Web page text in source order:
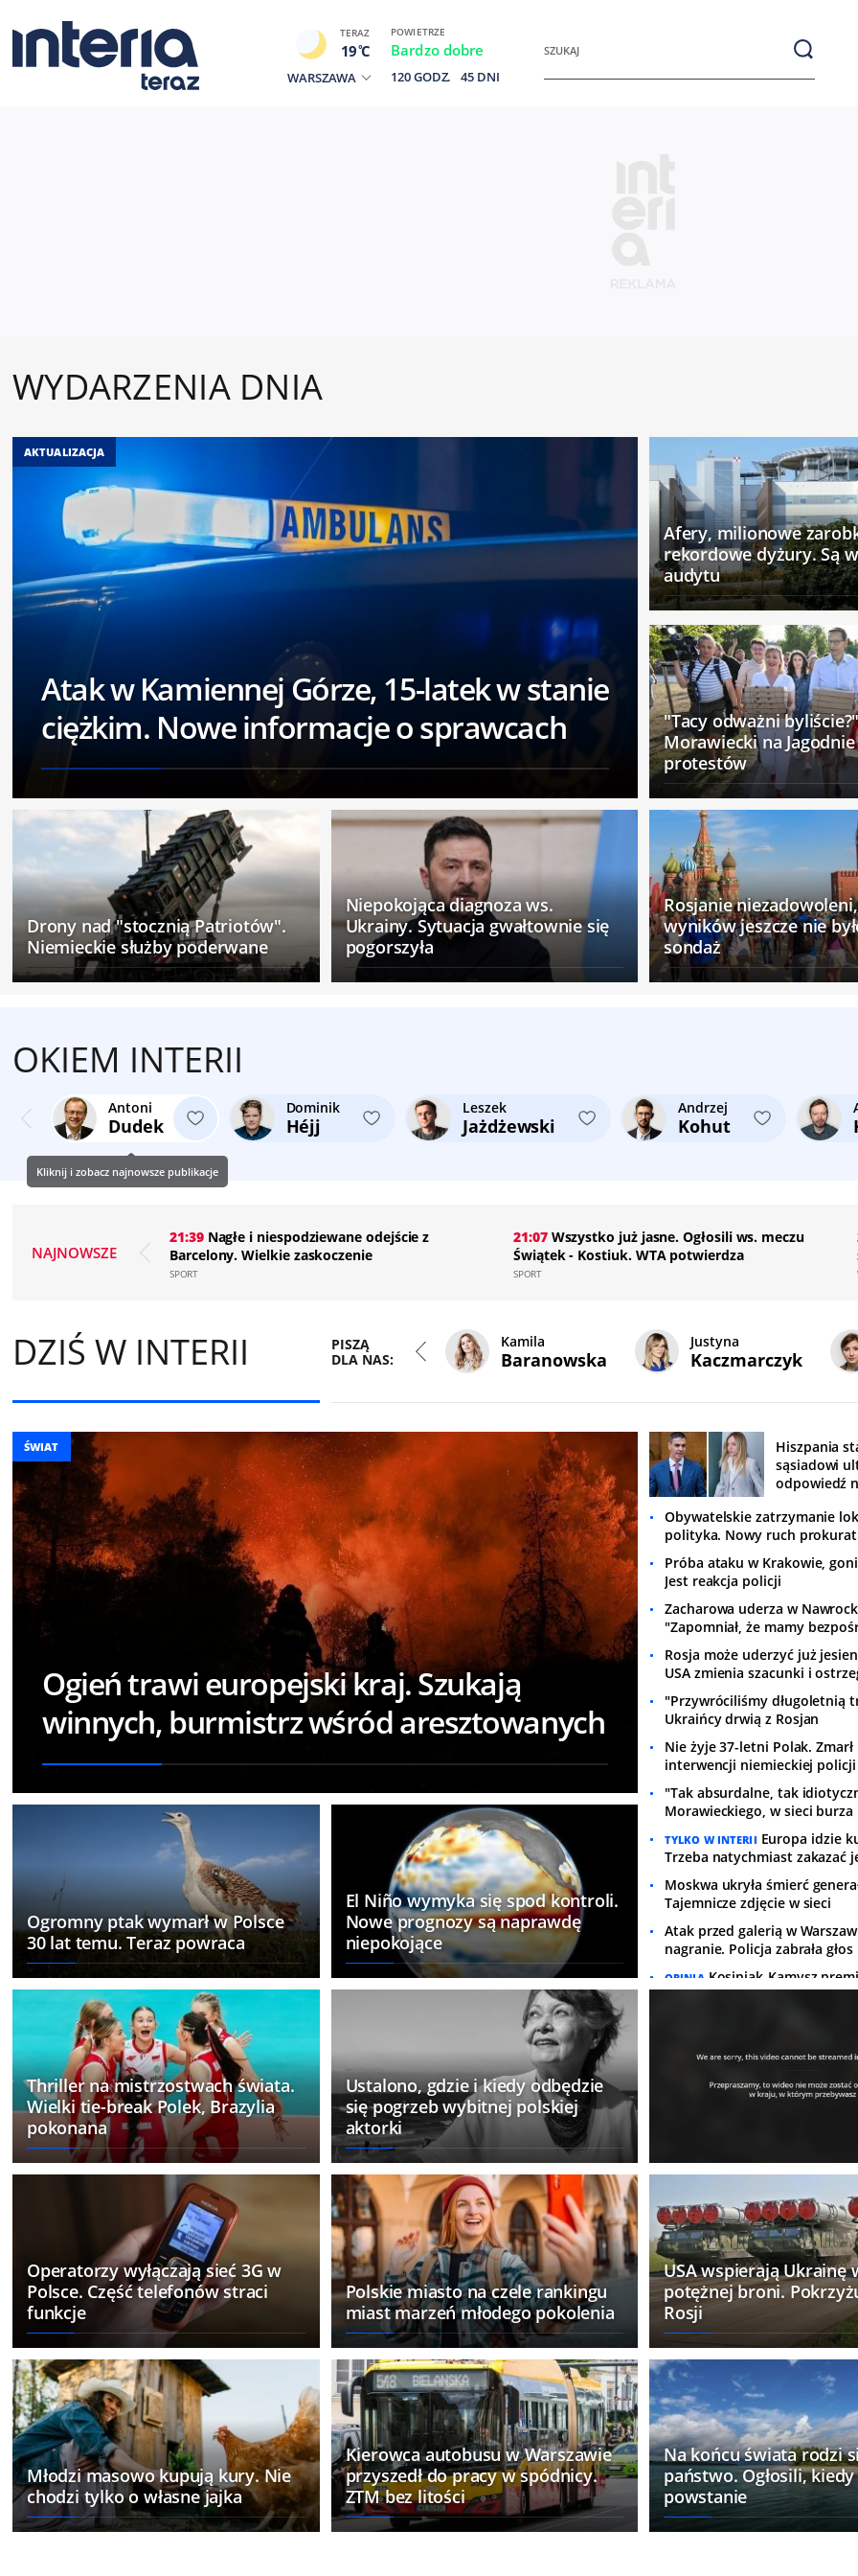
TERAZ
19 C
WARSZAWA
POWIETRZE
Bardzo dobre
120 GODZ. 45 DNI
WYDARZENIA DNIA
AKTUALIZACJA
Atak w Kamiennej Górze, 15-latek w stanie
ciężkim. Nowe informacje o sprawcach
Afery, milionowe
rekordowe dyżury. Są
audytu
"Tacy odważni
Morawiecki na
protestów
Drony nad "stocznią Patriotów".
Niemieckie służby poderwane
Niepokojąca diagnoza ws.
Ukrainy. Sytuacja gwałtownie się
pogorszyła
Rosjanie
wyników jeszcze nie
sondaż
OKIEM INTERII
Antoni
Dudek
Dominik
Héjj
Leszek
Jażdżewski
Andrzej
Kohut
Kliknij i zobacz najnowsze publikacje
NAJNOWSZE
21:39Nagłe i niespodziewane odejście z
Barcelony. Wielkie zaskoczenie
SPORT
21:07Wszystko już jasne. Ogłosili ws. meczu
Świątek - Kostiuk. WTA potwierdza
SPORT
DZIŚ W INTERII
PISZĄ
DLA NAS:
Łukasz
Szpyrka
Tomasz
Walczak
Piotr
Witwicki
Kamila
Baranowska
Justyna
Kaczmarczyk
ŚWIAT
Ogień trawi europejski kraj. Szukają
winnych, burmistrz wśród aresztowanych
Hiszpania
sąsiadowi
odpowiedź
Obywatelskie zatrzymanie
polityka. Nowy ruch
Próba ataku w Krakowie,
Jest reakcja policji
Zacharowa uderza w
"Zapomniał, że mamy
Rosja może uderzyć już
USA zmienia szacunki i
"Przywróciliśmy długoletnią
Ukraińcy drwią z Rosjan
Nie żyje 37-letni Polak. Zmarł
interwencji niemieckiej policji
"Tak absurdalne, tak
Morawieckiego, w sieci burza
TYLKO W INTERII Europa idzie
Trzeba natychmiast zakazać
Moskwa ukryła śmierć
Tajemnicze zdjęcie w sieci
Atak przed galerią w
nagranie. Policja zabrała głos
OPINIA Kosiniak-Kamysz
Sensacyjna plotka może mieć
Szczątki Polaków
Akcja na jeziorze, wywróciły
łodzie. Dziesiątki osób w
WIĘCEJ WYDARZEŃ
Ogromny ptak wymarł w Polsce
30 lat temu. Teraz powraca
El Niño wymyka się spod kontroli.
Nowe prognozy są naprawdę
niepokojące
Thriller na mistrzostwach świata.
Wielki tie-break Polek, Brazylia
pokonana
Ustalono, gdzie i kiedy odbędzie
się pogrzeb wybitnej polskiej
aktorki
Operatorzy wyłączają sieć 3G w
Polsce. Część telefonów straci
funkcje
Polskie miasto na czele rankingu
miast marzeń młodego pokolenia
USA wspierają Ukrainę
potężnej broni.
Rosji
Młodzi masowo kupują kury. Nie
chodzi tylko o własne jajka
Kierowca autobusu w Warszawie
przyszedł do pracy w spódnicy.
ZTM bez litości
Na końcu świata rodzi
państwo. Ogłosili, kiedy
powstanie